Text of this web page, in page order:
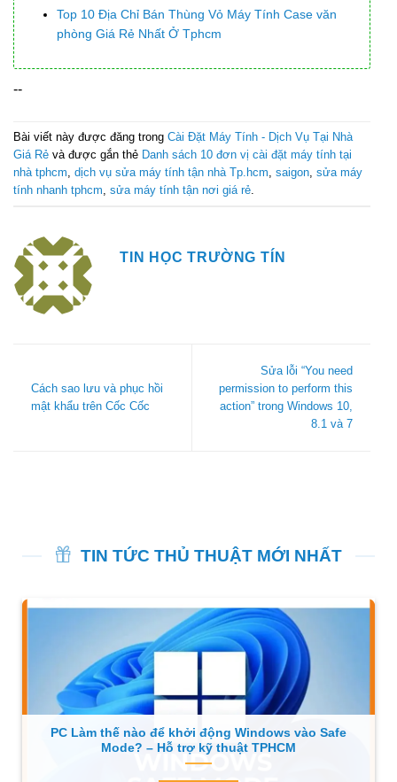
Top 10 Địa Chỉ Bán Thùng Vỏ Máy Tính Case văn
phòng Giá Rẻ Nhất Ở Tphcm
--
Bài viết này được đăng trong Cài Đặt Máy Tính - Dịch Vụ Tại Nhà
Giá Rẻ và được gắn thẻ Danh sách 10 đơn vị cài đặt máy tính tại
nhà tphcm dịch vụ sửa máy tính tận nhà Tp.hcm saigon sửa máy
tính nhanh tphcm sửa máy tính tận nơi giá rẻ
TIN HỌC TRƯỜNG TÍN
Cách sao lưu và phục hồi
mật khẩu trên Cốc Cốc
Sửa lỗi “You need
permission to perform this
action” trong Windows 10,
8.1 và 7
TIN TỨC THỦ THUẬT MỚI NHẤT
PC Làm thế nào để khởi động Windows vào Safe
Mode? – Hỗ trợ kỹ thuật TPHCM